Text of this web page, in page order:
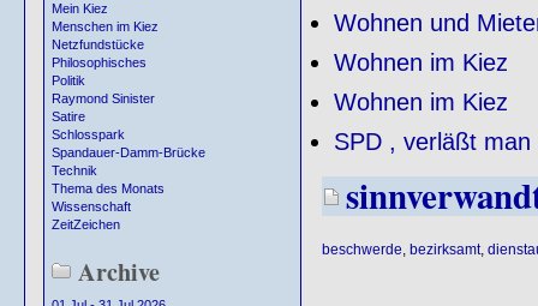
Mein Kiez
Menschen im Kiez
Netzfundstücke
Philosophisches
Politik
Raymond Sinister
Satire
Schlosspark
Spandauer-Damm-Brücke
Technik
Thema des Monats
Wissenschaft
ZeitZeichen
Archive
Wohnen und
Wohnen im Kiez
Wohnen im Kiez
SPD , verläßt
beschwerde bezirksamt,